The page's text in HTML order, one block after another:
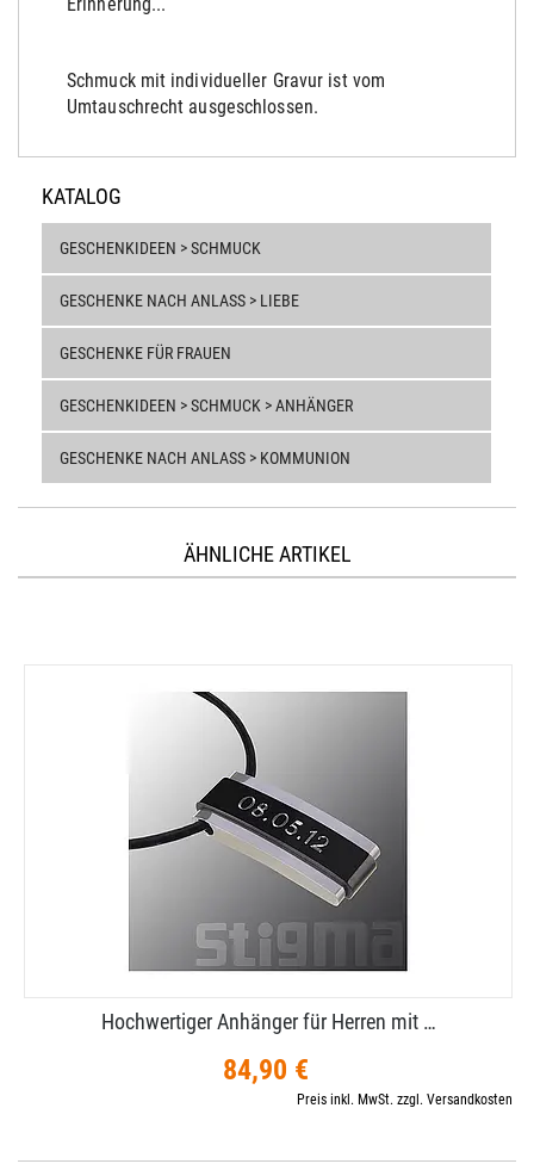
Schmuck mit individueller Gravur ist vom
Umtauschrecht ausgeschlossen.
KATALOG
GESCHENKIDEEN > SCHMUCK
GESCHENKE NACH ANLASS > LIEBE
GESCHENKE FÜR FRAUEN
GESCHENKIDEEN > SCHMUCK > ANHÄNGER
GESCHENKE NACH ANLASS > KOMMUNION
ÄHNLICHE ARTIKEL
Hochwertiger Anhänger für Herren mit …
84,90 €
Preis inkl. MwSt. zzgl. Versandkosten